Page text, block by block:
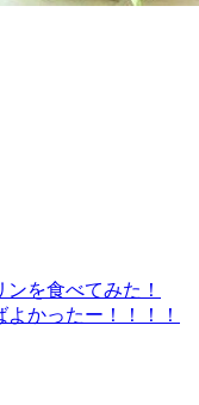
を食べてみた！
かったー！！！！